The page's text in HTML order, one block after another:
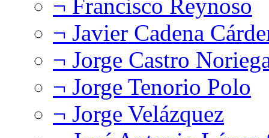
¬ Francisco Reynoso
¬ Javier Cadena
¬ Jorge Castro
¬ Jorge Tenorio Polo
¬ Jorge Velázquez